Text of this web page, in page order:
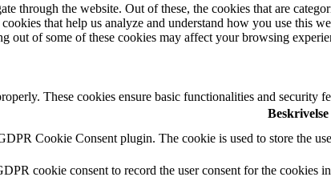
through the website. Out of these, the cookies that are
that help us analyze and understand how you use this
out of some of these cookies may affect your browsing
These cookies ensure basic functionalities and security
Beskrivelse
Cookie Consent plugin. The cookie is used to store the
cookie consent to record the user consent for the cookies